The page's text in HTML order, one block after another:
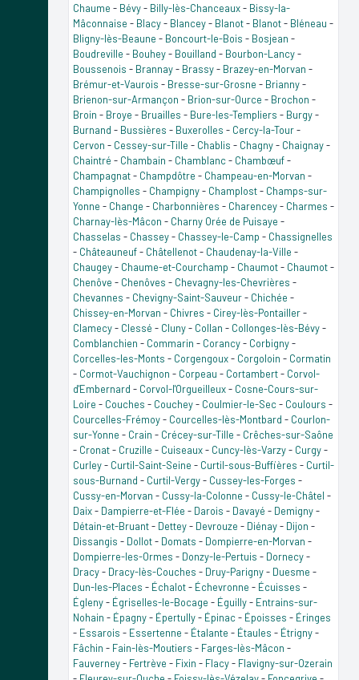
Chaume - Bévy- Billy-lès-Chanceaux- Bissy-la-
Mâconnaise - Blacy- Blancey- Blanot- Blanot- Bléneau -
Bligny-lès-Beaune - Boncourt-le-Bois - Bosjean -
Boudreville - Bouhey- Bouilland - Bourbon-Lancy-
Boussenois - Brannay- Brassy- Brazey-en-Morvan -
Brémur-et-Vaurois - Bresse-sur-Grosne - Brianny-
Brienon-sur-Armançon - Brion-sur-Ource - Brochon -
Broin - Broye - Bruailles - Bure-les-Templiers - Burgy-
Burnand - Bussières - Buxerolles - Cercy-la-Tour-
Cervon - Cessey-sur-Tille - Chablis - Chagny- Chaignay-
Chaintré - Chambain - Chamblanc - Chambœuf-
Champagnat- Champdôtre - Champeau-en-Morvan -
Champignolles - Champigny- Champlost- Champs-sur-
Yonne - Change - Charbonnières - Charencey- Charmes -
Charnay-lès-Mâcon - Charny Orée de Puisaye -
Chasselas - Chassey- Chassey-le-Camp - Chassignelles
- Châteauneuf- Châtellenot- Chaudenay-la-Ville -
Chaugey- Chaume-et-Courchamp - Chaumot- Chaumot-
Chenôve - Chenôves - Chevagny-les-Chevrières -
Chevannes - Chevigny-Saint-Sauveur- Chichée -
Chissey-en-Morvan - Chivres - Cirey-lès-Pontailler-
Clamecy- Clessé - Cluny- Collan - Collonges-lès-Bévy-
Comblanchien - Commarin - Corancy- Corbigny-
Corcelles-les-Monts - Corgengoux- Corgoloin - Cormatin
- Cormot-Vauchignon - Corpeau - Cortambert- Corvol-
d'Embernard - Corvol-l'Orgueilleux- Cosne-Cours-sur-
Loire - Couches - Couchey- Coulmier-le-Sec - Coulours -
Courcelles-Frémoy- Courcelles-lès-Montbard - Courlon-
sur-Yonne - Crain - Crécey-sur-Tille - Crêches-sur-Saône
- Cronat- Cruzille - Cuiseaux- Cuncy-lès-Varzy- Curgy-
Curley- Curtil-Saint-Seine - Curtil-sous-Buffières - Curtil-
sous-Burnand - Curtil-Vergy- Cussey-les-Forges -
Cussy-en-Morvan - Cussy-la-Colonne - Cussy-le-Châtel -
Daix- Dampierre-et-Flée - Darois - Davayé - Demigny-
Détain-et-Bruant- Dettey- Devrouze - Diénay- Dijon -
Dissangis - Dollot- Domats - Dompierre-en-Morvan -
Dompierre-les-Ormes - Donzy-le-Pertuis - Dornecy-
Dracy- Dracy-lès-Couches - Druy-Parigny- Duesme -
Dun-les-Places - Échalot- Échevronne - Écuisses -
Égleny- Égriselles-le-Bocage - Éguilly- Entrains-sur-
Nohain - Épagny- Épertully- Épinac - Époisses - Éringes
- Essarois - Essertenne - Étalante - Étaules - Étrigny-
Fâchin - Fain-lès-Moutiers - Farges-lès-Mâcon -
Fauverney- Fertrève - Fixin - Flacy- Flavigny-sur-Ozerain